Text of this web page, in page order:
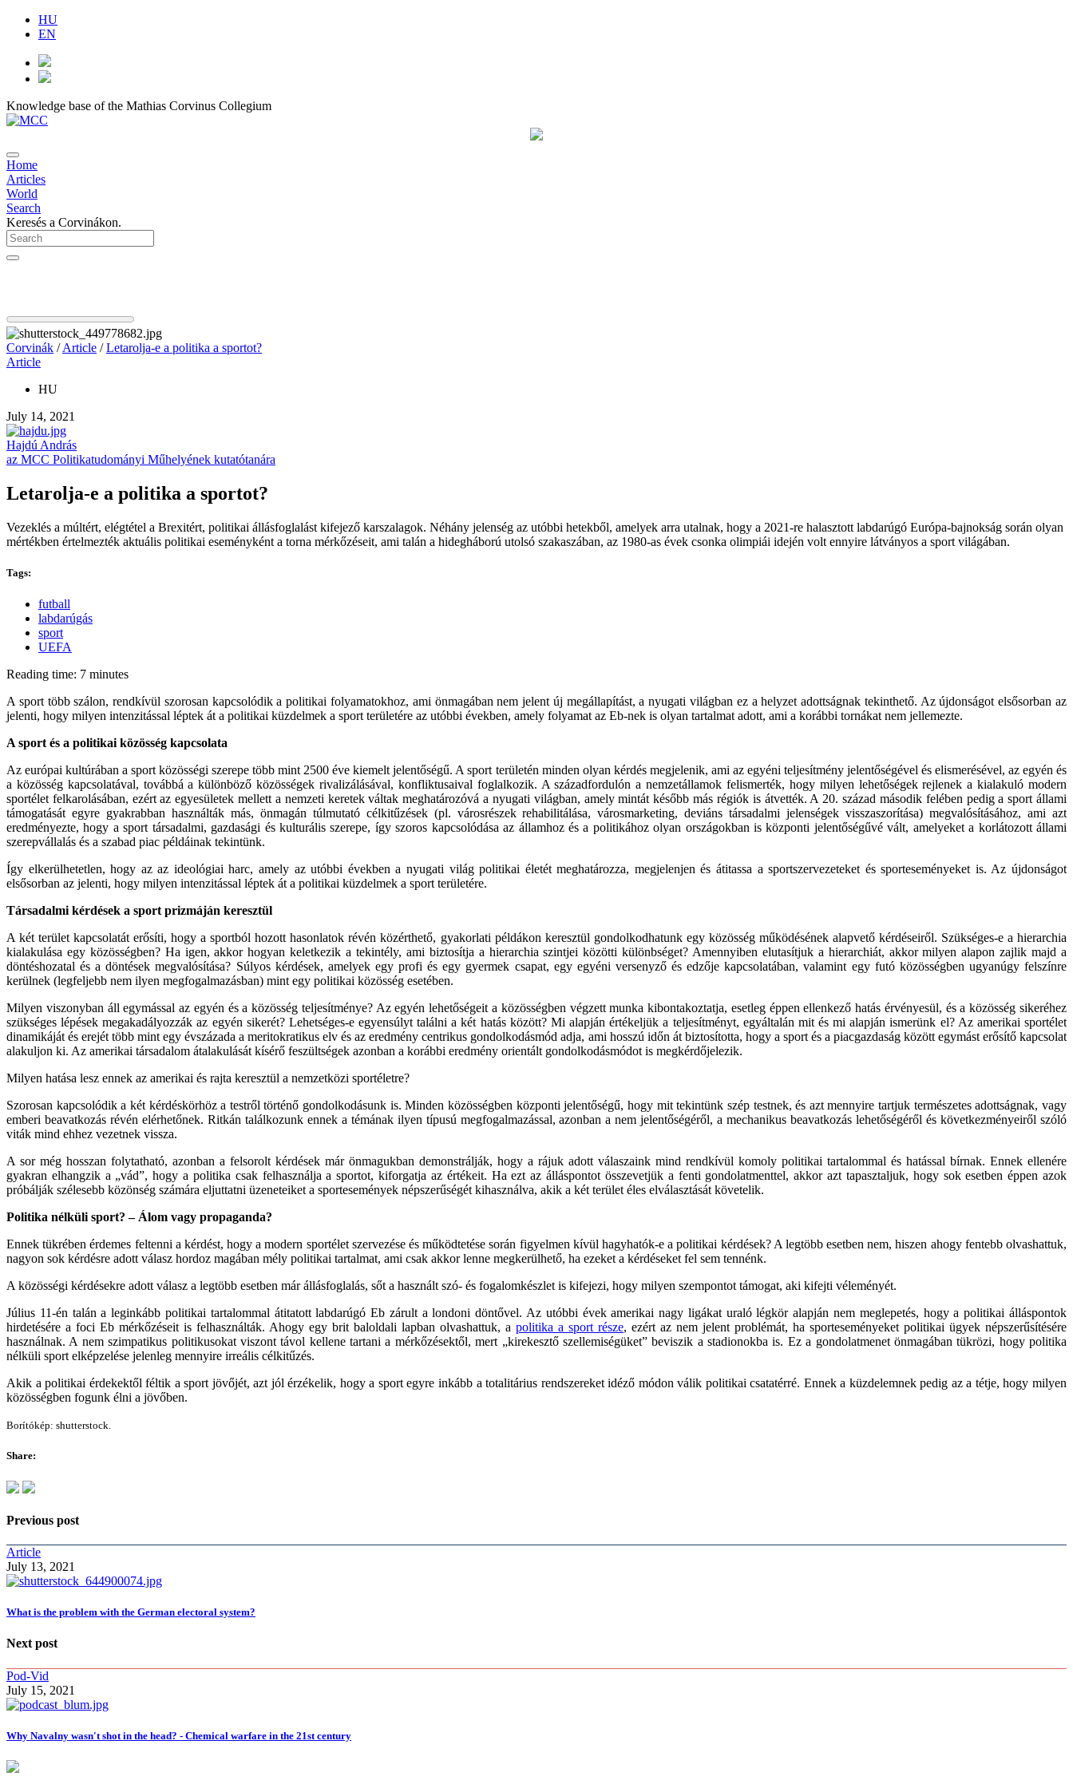
HU
EN
Knowledge base of the Mathias Corvinus Collegium
Home
Articles
World
Search
Keresés a Corvinákon.
Corvinák /Article /Letarolja-e a politika a sportot?
Article
HU
July 14, 2021
Hajdú András
az MCC Politikatudományi Műhelyének kutatótanára
Letarolja-e a politika a sportot?
Vezeklés a múltért, elégtétel a Brexitért, politikai állásfoglalást kifejező karszalagok. Néhány jelenség az utóbbi hetekből, amelyek arra utalnak, hogy a 2021-re halasztott labdarúgó Európa-bajnokság során olyan
mértékben értelmezték aktuális politikai eseményként a torna mérkőzéseit, ami talán a hidegháború utolsó szakaszában, az 1980-as évek csonka olimpiái idején volt ennyire látványos a sport világában.
Tags:
futball
labdarúgás
sport
UEFA
Reading time: 7 minutes
A sport több szálon, rendkívül szorosan kapcsolódik a politikai folyamatokhoz, ami önmagában nem jelent új megállapítást, a nyugati világban ez a helyzet adottságnak tekinthető. Az újdonságot elsősorban az
jelenti, hogy milyen intenzitással léptek át a politikai küzdelmek a sport területére az utóbbi években, amely folyamat az Eb-nek is olyan tartalmat adott, ami a korábbi tornákat nem jellemezte.
A sport és a politikai közösség kapcsolata
Az európai kultúrában a sport közösségi szerepe több mint 2500 éve kiemelt jelentőségű. A sport területén minden olyan kérdés megjelenik, ami az egyéni teljesítmény jelentőségével és elismerésével, az egyén és
a közösség kapcsolatával, továbbá a különböző közösségek rivalizálásával, konfliktusaival foglalkozik. A századfordulón a nemzetállamok felismerték, hogy milyen lehetőségek rejlenek a kialakuló modern
sportélet felkarolásában, ezért az egyesületek mellett a nemzeti keretek váltak meghatározóvá a nyugati világban, amely mintát később más régiók is átvették. A 20. század második felében pedig a sport állami
támogatását egyre gyakrabban használták más, önmagán túlmutató célkitűzések (pl. városrészek rehabilitálása, városmarketing, deviáns társadalmi jelenségek visszaszorítása) megvalósításához, ami azt
eredményezte, hogy a sport társadalmi, gazdasági és kulturális szerepe, így szoros kapcsolódása az államhoz és a politikához olyan országokban is központi jelentőségűvé vált, amelyeket a korlátozott állami
szerepvállalás és a szabad piac példáinak tekintünk.
Így elkerülhetetlen, hogy az az ideológiai harc, amely az utóbbi években a nyugati világ politikai életét meghatározza, megjelenjen és átitassa a sportszervezeteket és sporteseményeket is. Az újdonságot
elsősorban az jelenti, hogy milyen intenzitással léptek át a politikai küzdelmek a sport területére.
Társadalmi kérdések a sport prizmáján keresztül
A két terület kapcsolatát erősíti, hogy a sportból hozott hasonlatok révén közérthető, gyakorlati példákon keresztül gondolkodhatunk egy közösség működésének alapvető kérdéseiről. Szükséges-e a hierarchia
kialakulása egy közösségben? Ha igen, akkor hogyan keletkezik a tekintély, ami biztosítja a hierarchia szintjei közötti különbséget? Amennyiben elutasítjuk a hierarchiát, akkor milyen alapon zajlik majd a
döntéshozatal és a döntések megvalósítása? Súlyos kérdések, amelyek egy profi és egy gyermek csapat, egy egyéni versenyző és edzője kapcsolatában, valamint egy futó közösségben ugyanúgy felszínre
kerülnek (legfeljebb nem ilyen megfogalmazásban) mint egy politikai közösség esetében.
Milyen viszonyban áll egymással az egyén és a közösség teljesítménye? Az egyén lehetőségeit a közösségben végzett munka kibontakoztatja, esetleg éppen ellenkező hatás érvényesül, és a közösség sikeréhez
szükséges lépések megakadályozzák az egyén sikerét? Lehetséges-e egyensúlyt találni a két hatás között? Mi alapján értékeljük a teljesítményt, egyáltalán mit és mi alapján ismerünk el? Az amerikai sportélet
dinamikáját és erejét több mint egy évszázada a meritokratikus elv és az eredmény centrikus gondolkodásmód adja, ami hosszú időn át biztosította, hogy a sport és a piacgazdaság között egymást erősítő kapcsolat
alakuljon ki. Az amerikai társadalom átalakulását kísérő feszültségek azonban a korábbi eredmény orientált gondolkodásmódot is megkérdőjelezik.
Milyen hatása lesz ennek az amerikai és rajta keresztül a nemzetközi sportéletre?
Szorosan kapcsolódik a két kérdéskörhöz a testről történő gondolkodásunk is. Minden közösségben központi jelentőségű, hogy mit tekintünk szép testnek, és azt mennyire tartjuk természetes adottságnak, vagy
emberi beavatkozás révén elérhetőnek. Ritkán találkozunk ennek a témának ilyen típusú megfogalmazással, azonban a nem jelentőségéről, a mechanikus beavatkozás lehetőségéről és következményeiről szóló
viták mind ehhez vezetnek vissza.
A sor még hosszan folytatható, azonban a felsorolt kérdések már önmagukban demonstrálják, hogy a rájuk adott válaszaink mind rendkívül komoly politikai tartalommal és hatással bírnak. Ennek ellenére
gyakran elhangzik a „vád”, hogy a politika csak felhasználja a sportot, kiforgatja az értékeit. Ha ezt az álláspontot összevetjük a fenti gondolatmenttel, akkor azt tapasztaljuk, hogy sok esetben éppen azok
próbálják szélesebb közönség számára eljuttatni üzeneteiket a sportesemények népszerűségét kihasználva, akik a két terület éles elválasztását követelik.
Politika nélküli sport? – Álom vagy propaganda?
Ennek tükrében érdemes feltenni a kérdést, hogy a modern sportélet szervezése és működtetése során figyelmen kívül hagyhatók-e a politikai kérdések? A legtöbb esetben nem, hiszen ahogy fentebb olvashattuk,
nagyon sok kérdésre adott válasz hordoz magában mély politikai tartalmat, ami csak akkor lenne megkerülhető, ha ezeket a kérdéseket fel sem tennénk.
A közösségi kérdésekre adott válasz a legtöbb esetben már állásfoglalás, sőt a használt szó- és fogalomkészlet is kifejezi, hogy milyen szempontot támogat, aki kifejti véleményét.
Július 11-én talán a leginkább politikai tartalommal átitatott labdarúgó Eb zárult a londoni döntővel. Az utóbbi évek amerikai nagy ligákat uraló légkör alapján nem meglepetés, hogy a politikai álláspontok
hirdetésére a foci Eb mérkőzéseit is felhasználták. Ahogy egy brit baloldali lapban olvashattuk, a politika a sport része, ezért az nem jelent problémát, ha sporteseményeket politikai ügyek népszerűsítésére
használnak. A nem szimpatikus politikusokat viszont távol kellene tartani a mérkőzésektől, mert „kirekesztő szellemiségüket” beviszik a stadionokba is. Ez a gondolatmenet önmagában tükrözi, hogy politika
nélküli sport elképzelése jelenleg mennyire irreális célkitűzés.
Akik a politikai érdekektől féltik a sport jövőjét, azt jól érzékelik, hogy a sport egyre inkább a totalitárius rendszereket idéző módon válik politikai csatatérré. Ennek a küzdelemnek pedig az a tétje, hogy milyen
közösségben fogunk élni a jövőben.
Borítókép: shutterstock.
Share:
Previous post
Article
July 13, 2021
What is the problem with the German electoral system?
Next post
Pod-Vid
July 15, 2021
Why Navalny wasn't shot in the head? - Chemical warfare in the 21st century